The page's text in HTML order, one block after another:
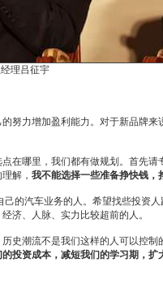
理吕征宇
努力增加盈利能力。对于新品牌
在哪里，我们都有做规划。首先
解， 我不能选择一些准备挣快钱，
汽车业务的人。希望找些投资
济、人脉、实力比较超前的人。
潮流不是我们这样的人可以控制
投资成本，减短我们的学习期，